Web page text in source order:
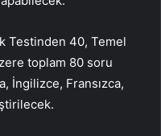
Testinden 40, Temel
toplam 80 soru
İngilizce, Fransızca,